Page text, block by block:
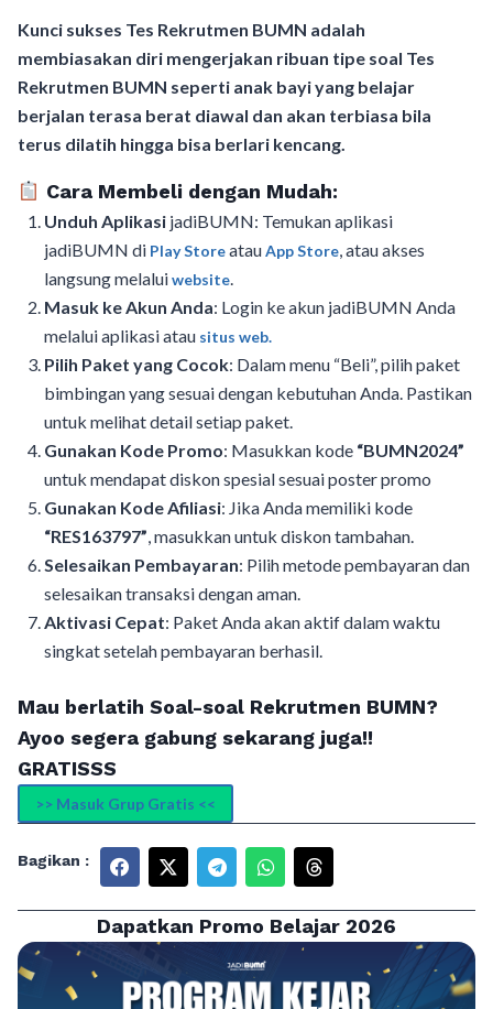
Kunci sukses Tes Rekrutmen BUMN adalah
membiasakan diri mengerjakan ribuan tipe soal Tes
Rekrutmen BUMN seperti anak bayi yang belajar
berjalan terasa berat diawal dan akan terbiasa bila
terus dilatih hingga bisa berlari kencang.
Cara Membeli dengan Mudah:
Unduh Aplikasi jadiBUMN: Temukan aplikasi
jadiBUMN di Play StoreatauApp Store, atau akses
langsung melaluiwebsite.
Masuk ke Akun Anda: Login ke akun jadiBUMN Anda
melalui aplikasi atau situs web.
Pilih Paket yang Cocok: Dalam menu “Beli”, pilih paket
bimbingan yang sesuai dengan kebutuhan Anda. Pastikan
untuk melihat detail setiap paket.
Gunakan Kode Promo: Masukkan kode “BUMN2024”
untuk mendapat diskon spesial sesuai poster promo
Gunakan Kode Afiliasi: Jika Anda memiliki kode
“RES163797”, masukkan untuk diskon tambahan.
Selesaikan Pembayaran: Pilih metode pembayaran dan
selesaikan transaksi dengan aman.
Aktivasi Cepat: Paket Anda akan aktif dalam waktu
singkat setelah pembayaran berhasil.
Mau berlatih Soal-soal Rekrutmen BUMN?
Ayoo segera gabung sekarang juga!!
GRATISSS
>> Masuk Grup Gratis <<
Bagikan :
Dapatkan Promo Belajar 2026